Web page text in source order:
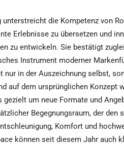
unterstreicht die Kompetenz von
Erlebnisse zu übersetzen und
zu entwickeln. Sie bestätigt
Instrument moderner
nur in der Auszeichnung selbst,
auf dem ursprünglichen Konzept
gezielt um neue Formate und
Begegnungsraum, der den
Komfort und
können seit diesem Jahr auch